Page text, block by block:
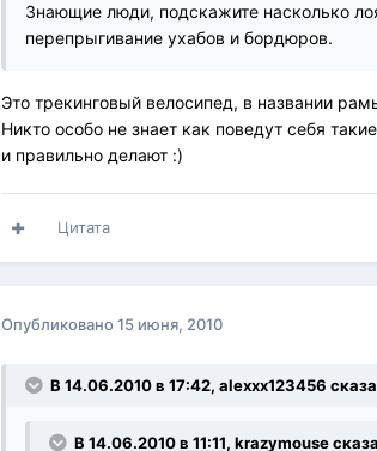
Знающие люди, подскажите насколько
перепрыгивание ухабов и бордюров.
Это трекинговый велосипед, в названии
Никто особо не знает как поведут себя
и правильно делают :)
Цитата
Опубликовано15 июня, 2010
В 14.06.2010 в 17:42, alexxx123456
В 14.06.2010 в 11:11, krazymouse